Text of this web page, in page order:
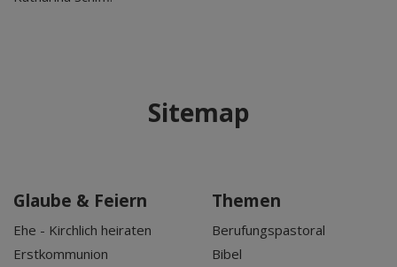
Sitemap
Glaube & Feiern
Ehe - Kirchlich heiraten
Erstkommunion
Themen
Berufungspastoral
Bibel